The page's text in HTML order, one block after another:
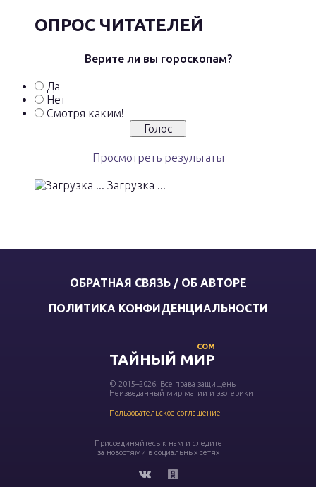
ОПРОС ЧИТАТЕЛЕЙ
Верите ли вы гороскопам?
Да
Нет
Смотря каким!
Просмотреть результаты
Загрузка ...
ОБРАТНАЯ СВЯЗЬ / ОБ АВТОРЕ
ПОЛИТИКА КОНФИДЕНЦИАЛЬНОСТИ
ТАЙНЫЙ МИР
COM
© 2015–2026. Все права защищены
Неизведанный мир магии и эзотерики
Пользовательское соглашение
Присоединяйтесь к нам и следите
за новостями в социальных сетях